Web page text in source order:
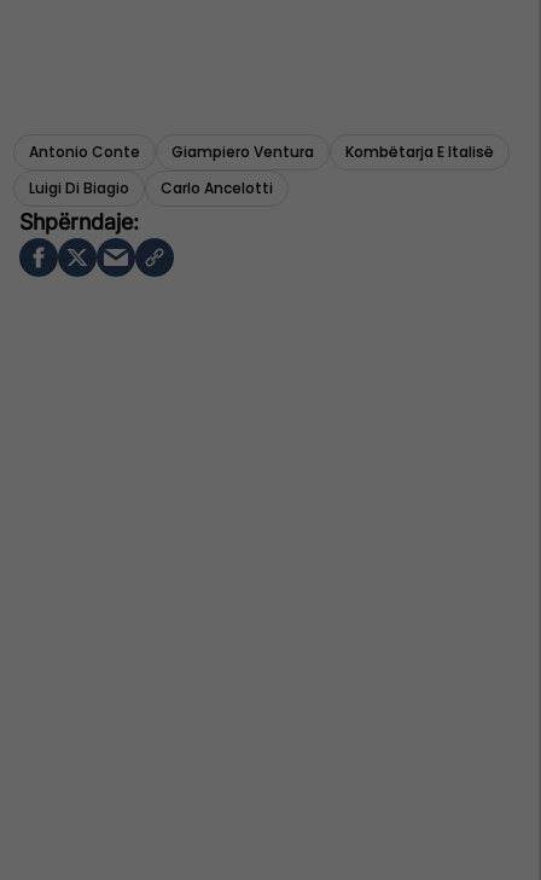
Antonio Conte Giampiero Ventura
Kombëtarja E Italisë
Luigi Di Biagio
Carlo Ancelotti